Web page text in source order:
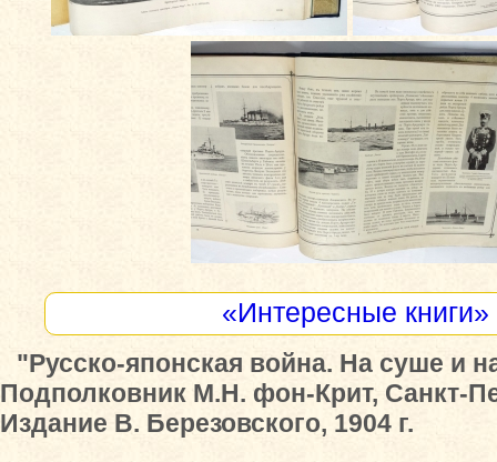
«Интересные книги»
"Русско-японская война. На суше и
Подполковник М.Н. фон-Крит, Санкт-
Издание В. Березовского, 1904 г.